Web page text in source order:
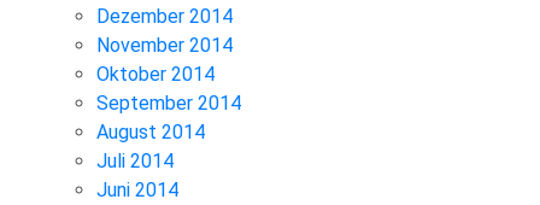
Dezember 2014
November 2014
Oktober 2014
September 2014
August 2014
Juli 2014
Juni 2014